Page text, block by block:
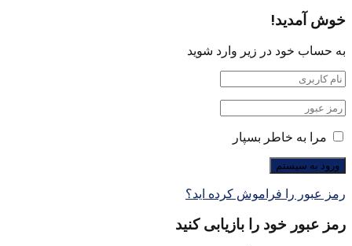
خوش آمدید!
به حساب خود در زیر وارد شوید
مرا به خاطر بسپار
رمز عبور را فراموش کرده اید؟
رمز عبور خود را بازیابی کنید